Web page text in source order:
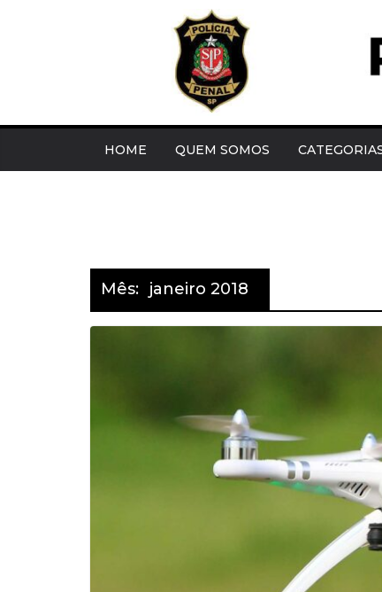
HOME QUEM SOMOS
Mês: janeiro 2018